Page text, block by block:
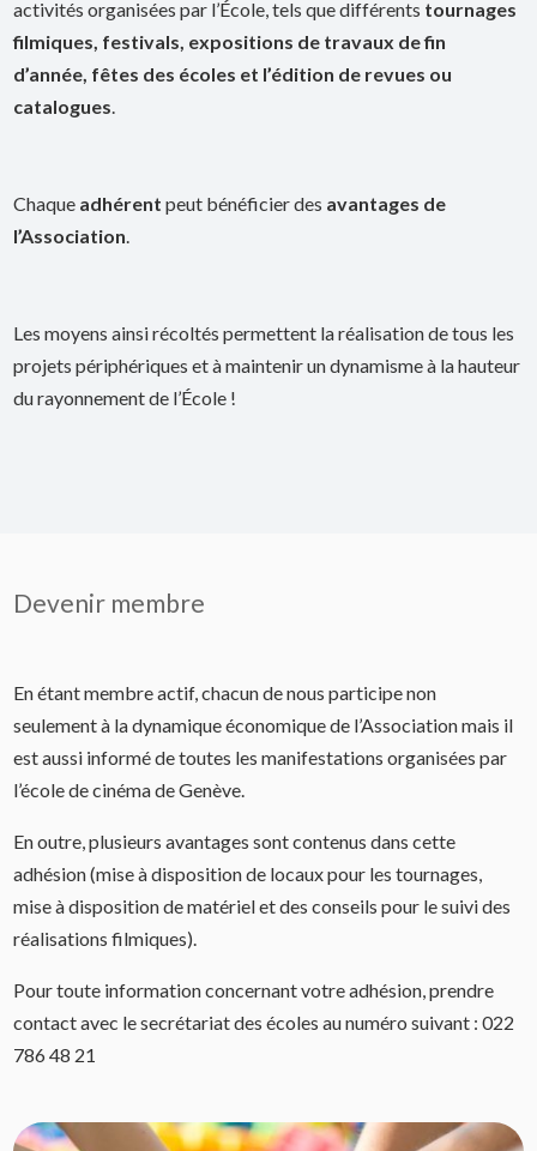
activités organisées par l’École, tels que différents tournages
filmiques, festivals, expositions de travaux de fin
d’année, fêtes des écoles et l’édition de revues ou
catalogues.
Chaque adhérent peut bénéficier des avantages de
l’Association.
Les moyens ainsi récoltés permettent la réalisation de tous les
projets périphériques et à maintenir un dynamisme à la hauteur
du rayonnement de l’École !
Devenir membre
En étant membre actif, chacun de nous participe non
seulement à la dynamique économique de l’Association mais il
est aussi informé de toutes les manifestations organisées par
l’école de cinéma de Genève.
En outre, plusieurs avantages sont contenus dans cette
adhésion (mise à disposition de locaux pour les tournages,
mise à disposition de matériel et des conseils pour le suivi des
réalisations filmiques).
Pour toute information concernant votre adhésion, prendre
contact avec le secrétariat des écoles au numéro suivant : 022
786 48 21